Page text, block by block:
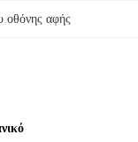
οθόνης αφής